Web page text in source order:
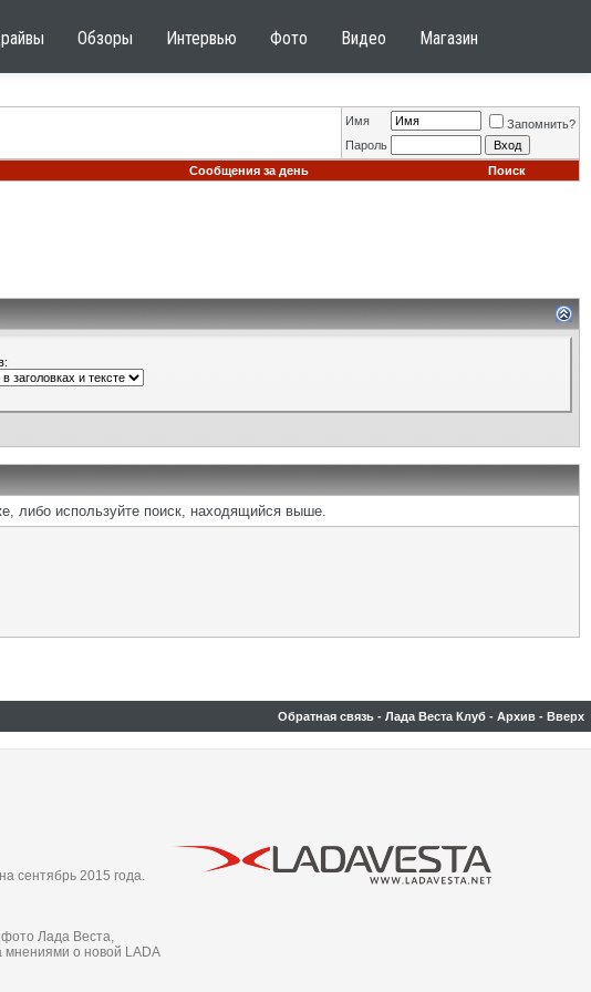
Обзоры Интервью Фото Видео Магазин
Имя
Запомнить?
Пароль
Сообщения за день Поиск
либо используйте поиск, находящийся выше.
Обратная связь - Лада Веста Клуб - Архив - Вверх
сентябрь 2015 года.
фото Лада Веста,
мнениями о новой LADA